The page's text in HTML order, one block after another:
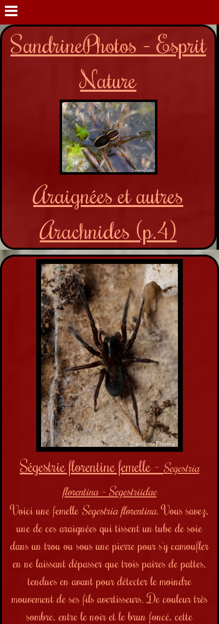
SandrinePhotos - Esprit
Nature
Araignées et autres
Arachnides (p.4)
Ségestrie florentine femelle - Segestria
florentina- Segestriidae
Voici une femelle Segestria florentina. Vous savez,
une de ces araignées qui tissent un tube de soie
dans un trou ou sous une pierre pour s'y camoufler
en ne laissant dépasser que trois paires de pattes,
tendues en avant pour détecter le moindre
mouvement de ses fils avertisseurs. De couleur très
sombre, entre le noir et le brun foncé, cette